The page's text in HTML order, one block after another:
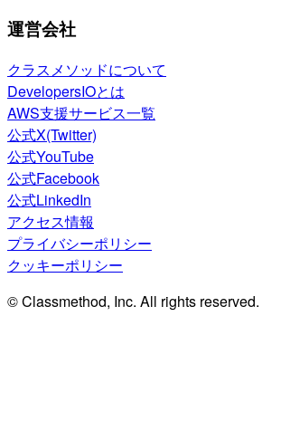
運営会社
クラスメソッドについて
DevelopersIOとは
AWS支援サービス一覧
公式X(Twitter)
公式YouTube
公式Facebook
公式LinkedIn
アクセス情報
プライバシーポリシー
クッキーポリシー
© Classmethod, Inc. All rights reserved.